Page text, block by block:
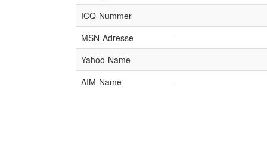
ICQ-Nummer
-
MSN-Adresse
-
Yahoo-Name
-
AIM-Name
-